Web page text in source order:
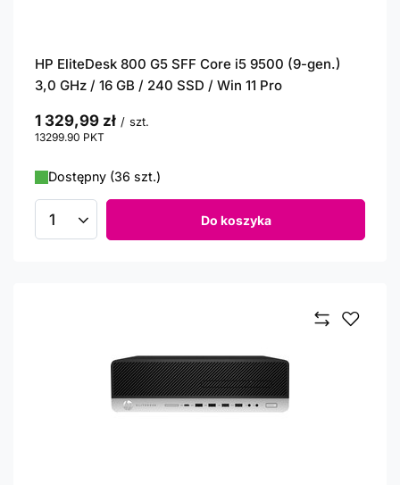
HP EliteDesk 800 G5 SFF Core i5 9500 (9-gen.)
3,0 GHz / 16 GB / 240 SSD / Win 11 Pro
1 329,99 zł / szt.
13299.90 PKT
Dostępny (36 szt.)
Ilość produktów Do koszyka